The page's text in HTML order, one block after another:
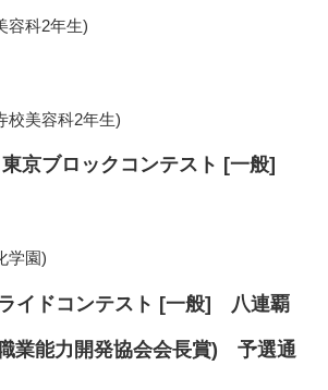
容科2年生)
校美容科2年生)
京ブロックコンテスト [一般]
学園)
イドコンテスト [一般] 八連覇
業能力開発協会会長賞) 予選通